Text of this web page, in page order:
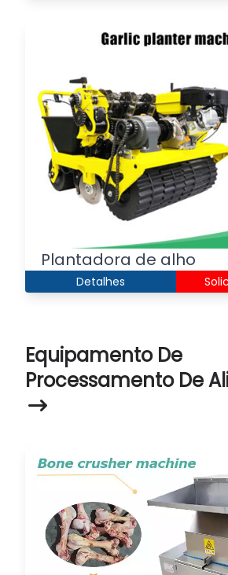
Plantadora de alho
Detalhes
Equipamento De
Processamento De